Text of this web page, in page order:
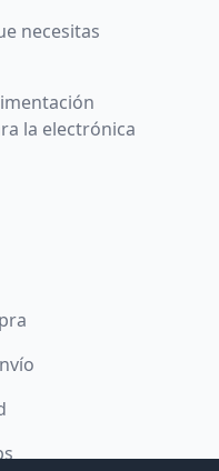
necesitas
la electrónica